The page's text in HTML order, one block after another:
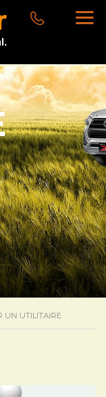
UN UTILITAIRE